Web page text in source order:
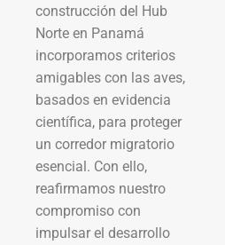
construcción del Hub
Norte en Panamá
incorporamos criterios
amigables con las aves,
basados en evidencia
científica, para proteger
un corredor migratorio
esencial. Con ello,
reafirmamos nuestro
compromiso con
impulsar el desarrollo